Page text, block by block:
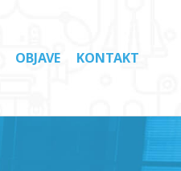
OBJAVE KONTAKT